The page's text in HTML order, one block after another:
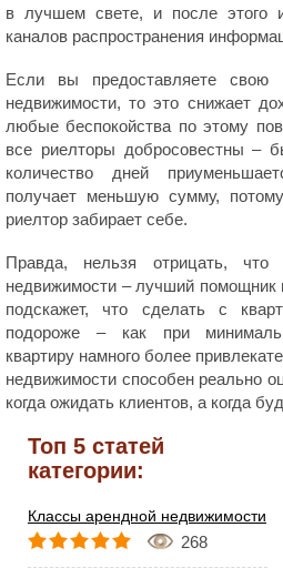
в лучшем свете, и после этого
каналов распространения
Если вы предоставляете свою
недвижимости, то это снижает
любые беспокойства по этому
все риелторы добросовестны –
количество дней
получает меньшую сумму,
риелтор забирает себе.
Правда, нельзя отрицать,
недвижимости – лучший
подскажет, что сделать с
подороже – как при
квартиру намного более
недвижимости способен реально
когда ожидать клиентов, а когда
Топ 5 статей
категории:
Классы арендной недвижимости
268